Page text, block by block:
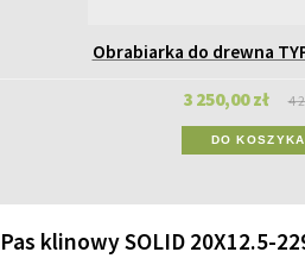
Obrabiarka do drewna
3 250,00 zł 4
DO KOSZYKA
Pas klinowy SOLID 20X12.5-